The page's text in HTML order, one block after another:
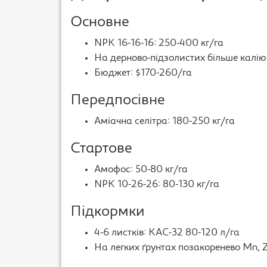
Основне
NPK 16-16-16: 250-400 кг/га
На дерново-підзолистих більше калію
Бюджет: $170-260/га
Передпосівне
Аміачна селітра: 180-250 кг/га
Стартове
Амофос: 50-80 кг/га
NPK 10-26-26: 80-130 кг/га
Підкормки
4-6 листків: КАС-32 80-120 л/га
На легких ґрунтах позакоренево Mn,